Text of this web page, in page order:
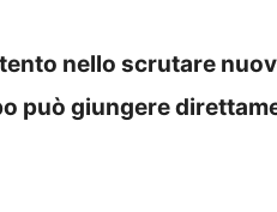
nello scrutare
può giungere